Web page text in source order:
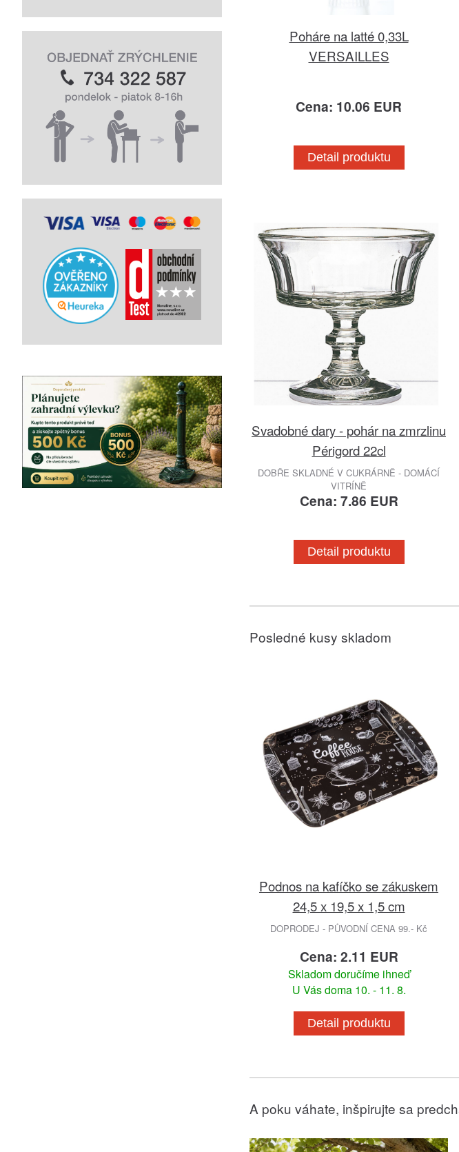
Poháre na latté 0,33L
VERSAILLES
Cena: 10.06 EUR
Detail produktu
Svadobné dary - pohár na zmrzlinu
Périgord 22cl
DOBŘE SKLADNÉ V CUKRÁRNĚ - DOMÁCÍ
VITRÍNĚ
Cena: 7.86 EUR
Detail produktu
Posledné kusy skladom
Podnos na kafíčko se zákuskem
24,5 x 19,5 x 1,5 cm
DOPRODEJ - PŮVODNÍ CENA 99.- Kč
Cena: 2.11 EUR
Skladom doručíme ihneď
U Vás doma 10. - 11. 8.
Detail produktu
A poku váhate, inšpirujte sa